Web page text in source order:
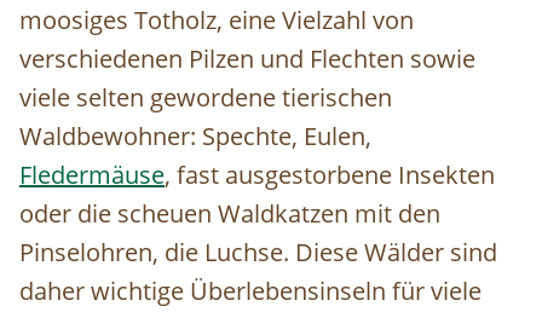
moosiges Totholz, eine Vielzahl von
verschiedenen Pilzen und Flechten sowie
viele selten gewordene tierischen
Waldbewohner: Spechte, Eulen,
Fledermäuse, fast ausgestorbene Insekten
oder die scheuen Waldkatzen mit den
Pinselohren, die Luchse. Diese Wälder sind
daher wichtige Überlebensinseln für viele